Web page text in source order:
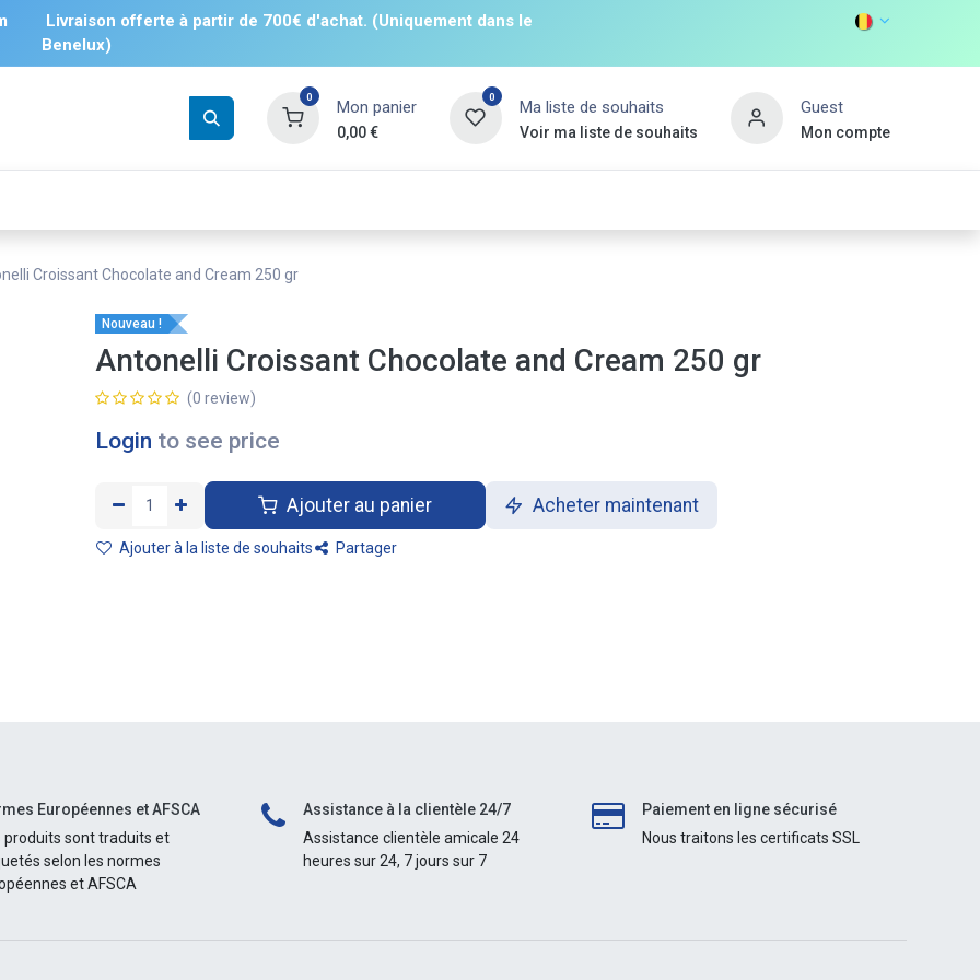
Livraison offerte à partir de 700€ d'achat. (Uniquement dans le
Benelux)
0 Mon panier
0,00€
0 Ma liste de souhaits
Voir ma liste de souhaits
Guest
Mon compte
DISCOVER
Croissant Chocolate and Cream 250 gr
Nouveau !
Antonelli Croissant Chocolate and Cream 250 gr
(0 review)
Login to see price
Ajouter au panier Acheter maintenant
Ajouter à la liste de souhaits Partager
Européennes et AFSCA
produits sont traduits et
selon les normes
et AFSCA
Assistance à la clientèle 24/7
Assistance clientèle amicale 24
heures sur 24, 7 jours sur 7
Paiement en ligne sécurisé
Nous traitons les certificats SSL